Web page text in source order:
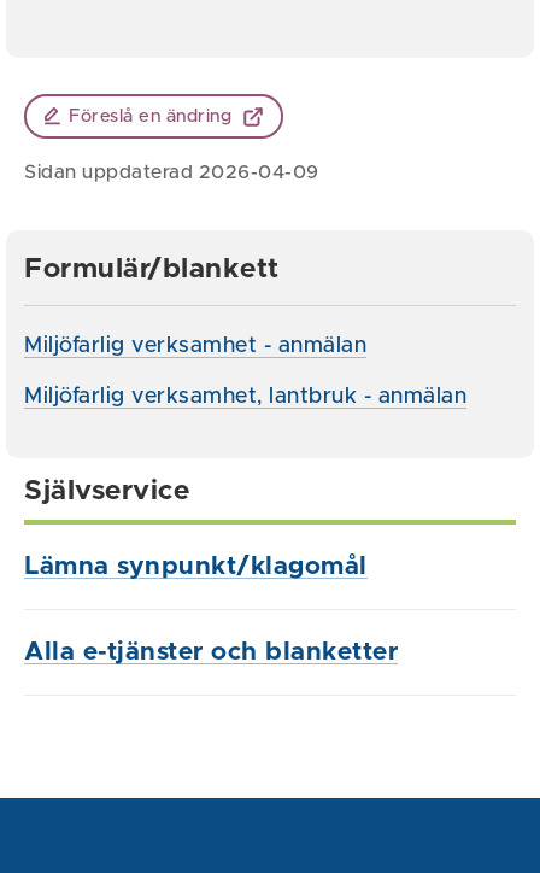
Föreslå en ändring
Sidan uppdaterad 2026-04-09
Formulär/blankett
Miljöfarlig verksamhet - anmälan
Miljöfarlig verksamhet, lantbruk - anmälan
Självservice
Lämna synpunkt/klagomål
Alla e-tjänster och blanketter